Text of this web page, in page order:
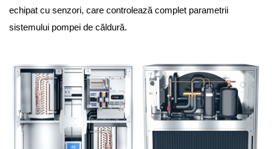
echipat cu senzori, care controlează complet parametrii
sistemului pompei de căldură.